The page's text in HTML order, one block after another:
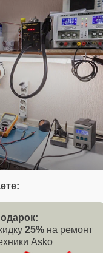
25% на ремонт
Asko